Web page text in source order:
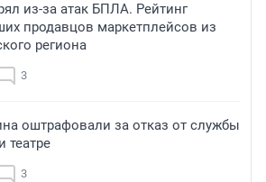
из-за атак БПЛА. Рейтинг
продавцов маркетплейсов из
региона
3
оштрафовали за отказ от службы
театре
3